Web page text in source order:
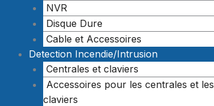
NVR
Disque Dure
Cable et Accessoires
Detection Incendie/Intrusion
Centrales et claviers
Accessoires pour les centrales et les
claviers